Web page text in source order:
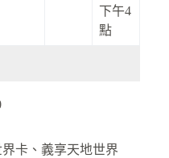
下午4
點
卡、義享天地世界